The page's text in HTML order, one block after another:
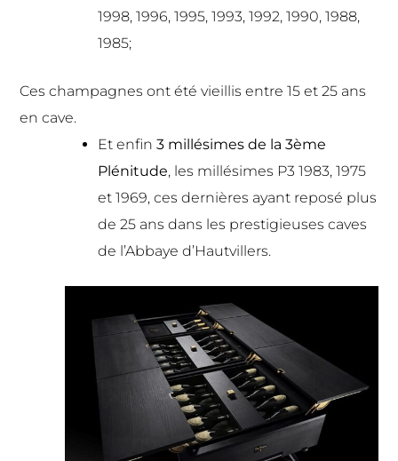
1998, 1996, 1995, 1993, 1992, 1990, 1988,
1985;
Ces champagnes ont été vieillis entre 15 et 25 ans
en cave.
Et enfin3 millésimes de la 3ème
Plénitude, les millésimes P3 1983, 1975
et 1969, ces dernières ayant reposé plus
de 25 ans dans les prestigieuses caves
de l’Abbaye d’Hautvillers.